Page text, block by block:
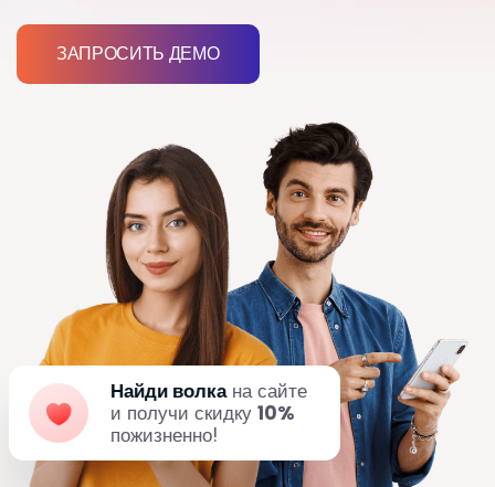
ЗАПРОСИТЬ ДЕМО
Найди волкана сайте
и получи скидку 10%
пожизненно!